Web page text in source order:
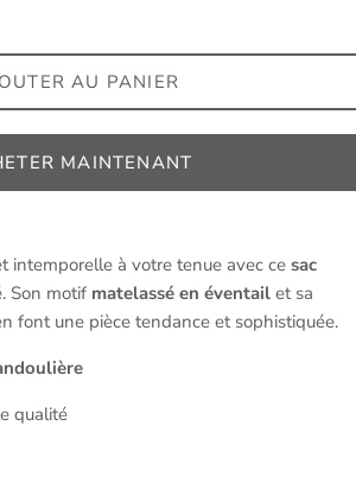
AU PANIER
MAINTENANT
intemporelle à votre tenue avec ce sac
Son motif matelassé en éventail et sa
font une pièce tendance et sophistiquée.
qualité